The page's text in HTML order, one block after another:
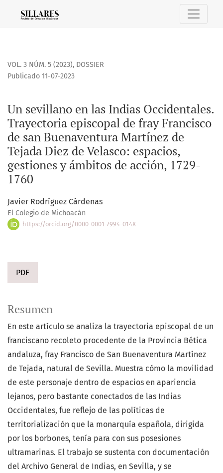
Un sevillano en las Indias Occidentales. Trayectoria
VOL. 3 NÚM. 5 (2023), DOSSIER
Un sevillano en las Indias Occidentales.
Trayectoria episcopal de fray Francisco
de san Buenaventura Martínez de
Tejada Diez de Velasco: espacios,
gestiones y ámbitos de acción, 1729-
1760
Publicado 11-07-2023
Javier Rodríguez Cárdenas
El Colegio de Michoacán
https://orcid.org/0000-0001-7994-014X
PDF
Resumen
En este artículo se analiza la trayectoria episcopal de un
franciscano recoleto procedente de la Provincia Bética
andaluza, fray Francisco de San Buenaventura Martínez
de Tejada, natural de Sevilla. Muestra cómo la movilidad
de este personaje dentro de espacios en apariencia
lejanos, pero bastante conectados de las Indias
Occidentales, fue reflejo de las políticas de
territorialización que la monarquía española, dirigida
por los borbones, tenía para con sus posesiones
ultramarinas. El trabajo se sustenta con documentación
del Archivo General de Indias, en Sevilla, y se